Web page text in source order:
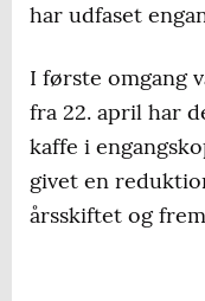
har udfaset
I første omgang
fra 22. april har
kaffe i
givet en
årsskiftet og